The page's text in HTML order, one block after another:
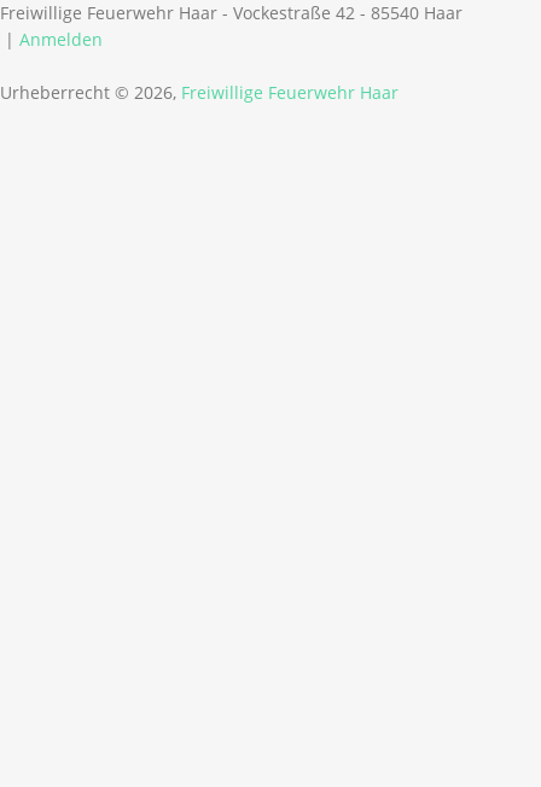
Freiwillige Feuerwehr Haar - Vockestraße 42 - 85540 Haar
| Anmelden
Urheberrecht © 2026, Freiwillige Feuerwehr Haar